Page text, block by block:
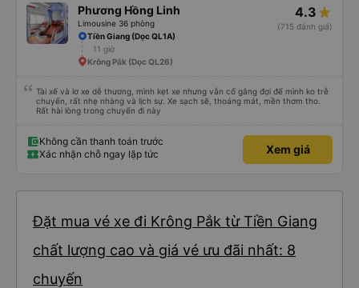
Phương Hồng Linh
Limousine 36 phòng
4.3
(715 đánh giá)
Tiền Giang (Dọc QL1A)
11 giờ
Krông Pắk (Dọc QL26)
Tài xế và lơ xe dễ thương, mình kẹt xe nhưng vẫn cố gắng đợi để mình ko trễ
chuyến, rất nhẹ nhàng và lịch sự. Xe sạch sẽ, thoáng mát, mền thơm tho.
Rất hài lòng trong chuyến đi này
Không cần thanh toán trước
Xác nhận chỗ ngay lập tức
Xem giá
Đặt mua vé xe đi Krông Pắk từ Tiền Giang
chất lượng cao và giá vé ưu đãi nhất: 8
chuyến